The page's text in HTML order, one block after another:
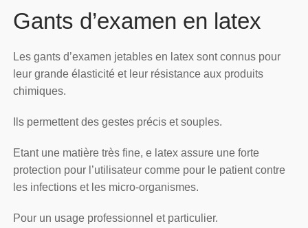
Gants d’examen en latex
Les gants d’examen jetables en latex sont connus pour
leur grande élasticité et leur résistance aux produits
chimiques.
Ils permettent des gestes précis et souples.
Etant une matière très fine, e latex assure une forte
protection pour l’utilisateur comme pour le patient contre
les infections et les micro-organismes.
Pour un usage professionnel et particulier.